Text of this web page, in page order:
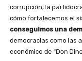
corrupción, la
cómo fortalecemos el
conseguimos una
democracias como las
económico de “Don